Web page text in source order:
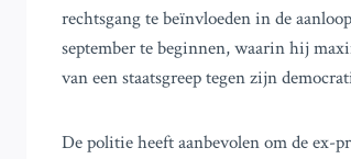
rechtsgang te beïnvloeden in de
september te beginnen, waarin hij
van een staatsgreep tegen zijn
De politie heeft aanbevolen om de ex-